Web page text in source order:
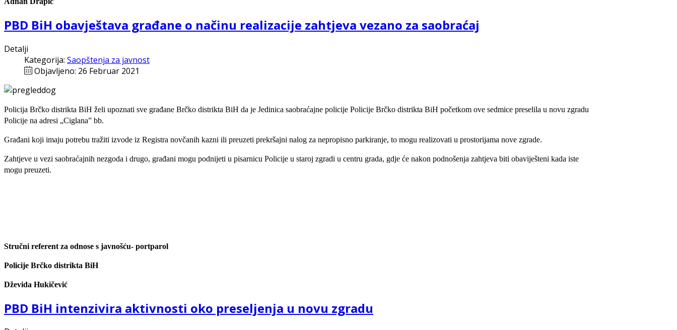
PBD BiH obavještava građane o načinu realizacije zahtjeva vezano za saobraćaj
Detalji
Kategorija: Saopštenja za javnost
Objavljeno: 26 Februar 2021
Policija Brčko distrikta BiH želi upoznati sve građane Brčko distrikta BiH da je Jedinica saobraćajne policije Policije Brčko distrikta BiH početkom ove sedmice preselila u novu zgradu
Policije na adresi „Ciglana” bb.
Građani koji imaju potrebu tražiti izvode iz Registra novčanih kazni ili preuzeti prekršajni nalog za nepropisno parkiranje, to mogu realizovati u prostorijama nove zgrade.
Zahtjeve u vezi saobraćajnih nezgoda i drugo, građani mogu podnijeti u pisarnicu Policije u staroj zgradi u centru grada, gdje će nakon podnošenja zahtjeva biti obaviješteni kada iste
mogu preuzeti.
Stručni referent za odnose s javnošću- portparol
Policije Brčko distrikta BiH
Dževida Hukičević
PBD BiH intenzivira aktivnosti oko preseljenja u novu zgradu